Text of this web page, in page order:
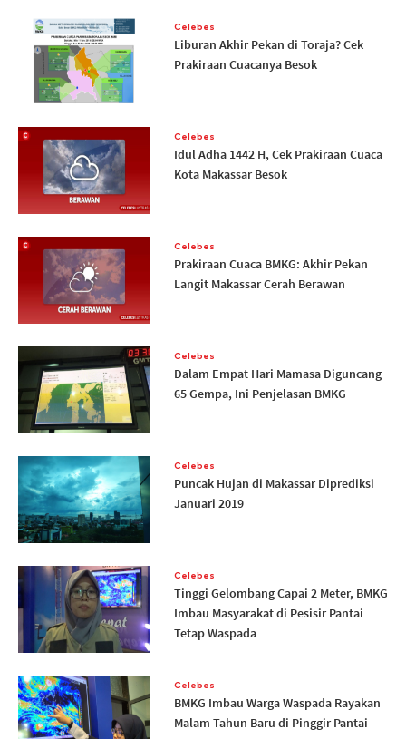
Celebes
Liburan Akhir Pekan di Toraja? Cek
Prakiraan Cuacanya Besok
Celebes
Idul Adha 1442 H, Cek Prakiraan Cuaca
Kota Makassar Besok
Celebes
Prakiraan Cuaca BMKG: Akhir Pekan
Langit Makassar Cerah Berawan
Celebes
Dalam Empat Hari Mamasa Diguncang
65 Gempa, Ini Penjelasan BMKG
Celebes
Puncak Hujan di Makassar Diprediksi
Januari 2019
Celebes
Tinggi Gelombang Capai 2 Meter, BMKG
Imbau Masyarakat di Pesisir Pantai
Tetap Waspada
Celebes
BMKG Imbau Warga Waspada Rayakan
Malam Tahun Baru di Pinggir Pantai